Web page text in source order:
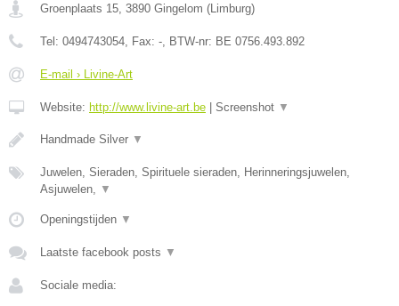
Groenplaats 15 3890 Gingelom (Limburg)
Tel: 0494743054 , Fax: - , BTW-nr: BE 0756.493.892
E-mail › Livine-Art
Website: http://www.livine-art.be | Screenshot ▼
Handmade Silver ▼
Juwelen, Sieraden, Spirituele sieraden, Herinneringsjuwelen,
Asjuwelen,
▼
Openingstijden ▼
Laatste facebook posts ▼
Sociale media: